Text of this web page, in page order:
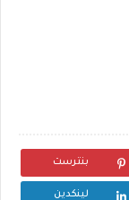
بنترست
لينكدين